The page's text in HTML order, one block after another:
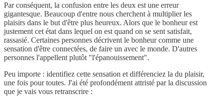
Par conséquent, la confusion entre les deux est une erreur
gigantesque. Beaucoup d'entre nous cherchent à multiplier les
plaisirs dans le but d'être plus heureux. Alors que le bonheur est
justement cet état dans lequel on est quand on se sent satisfait,
rassasié. Certaines personnes décrivent le bonheur comme une
sensation d'être connectées, de faire un avec le monde. D'autres
personnes l'appellent plutôt "l'épanouissement".
Peu importe : identifiez cette sensation et différenciez la du plaisir,
une fois pour toutes. J'ai été profondément attristé par la discussion
que je vais vous retranscrire :